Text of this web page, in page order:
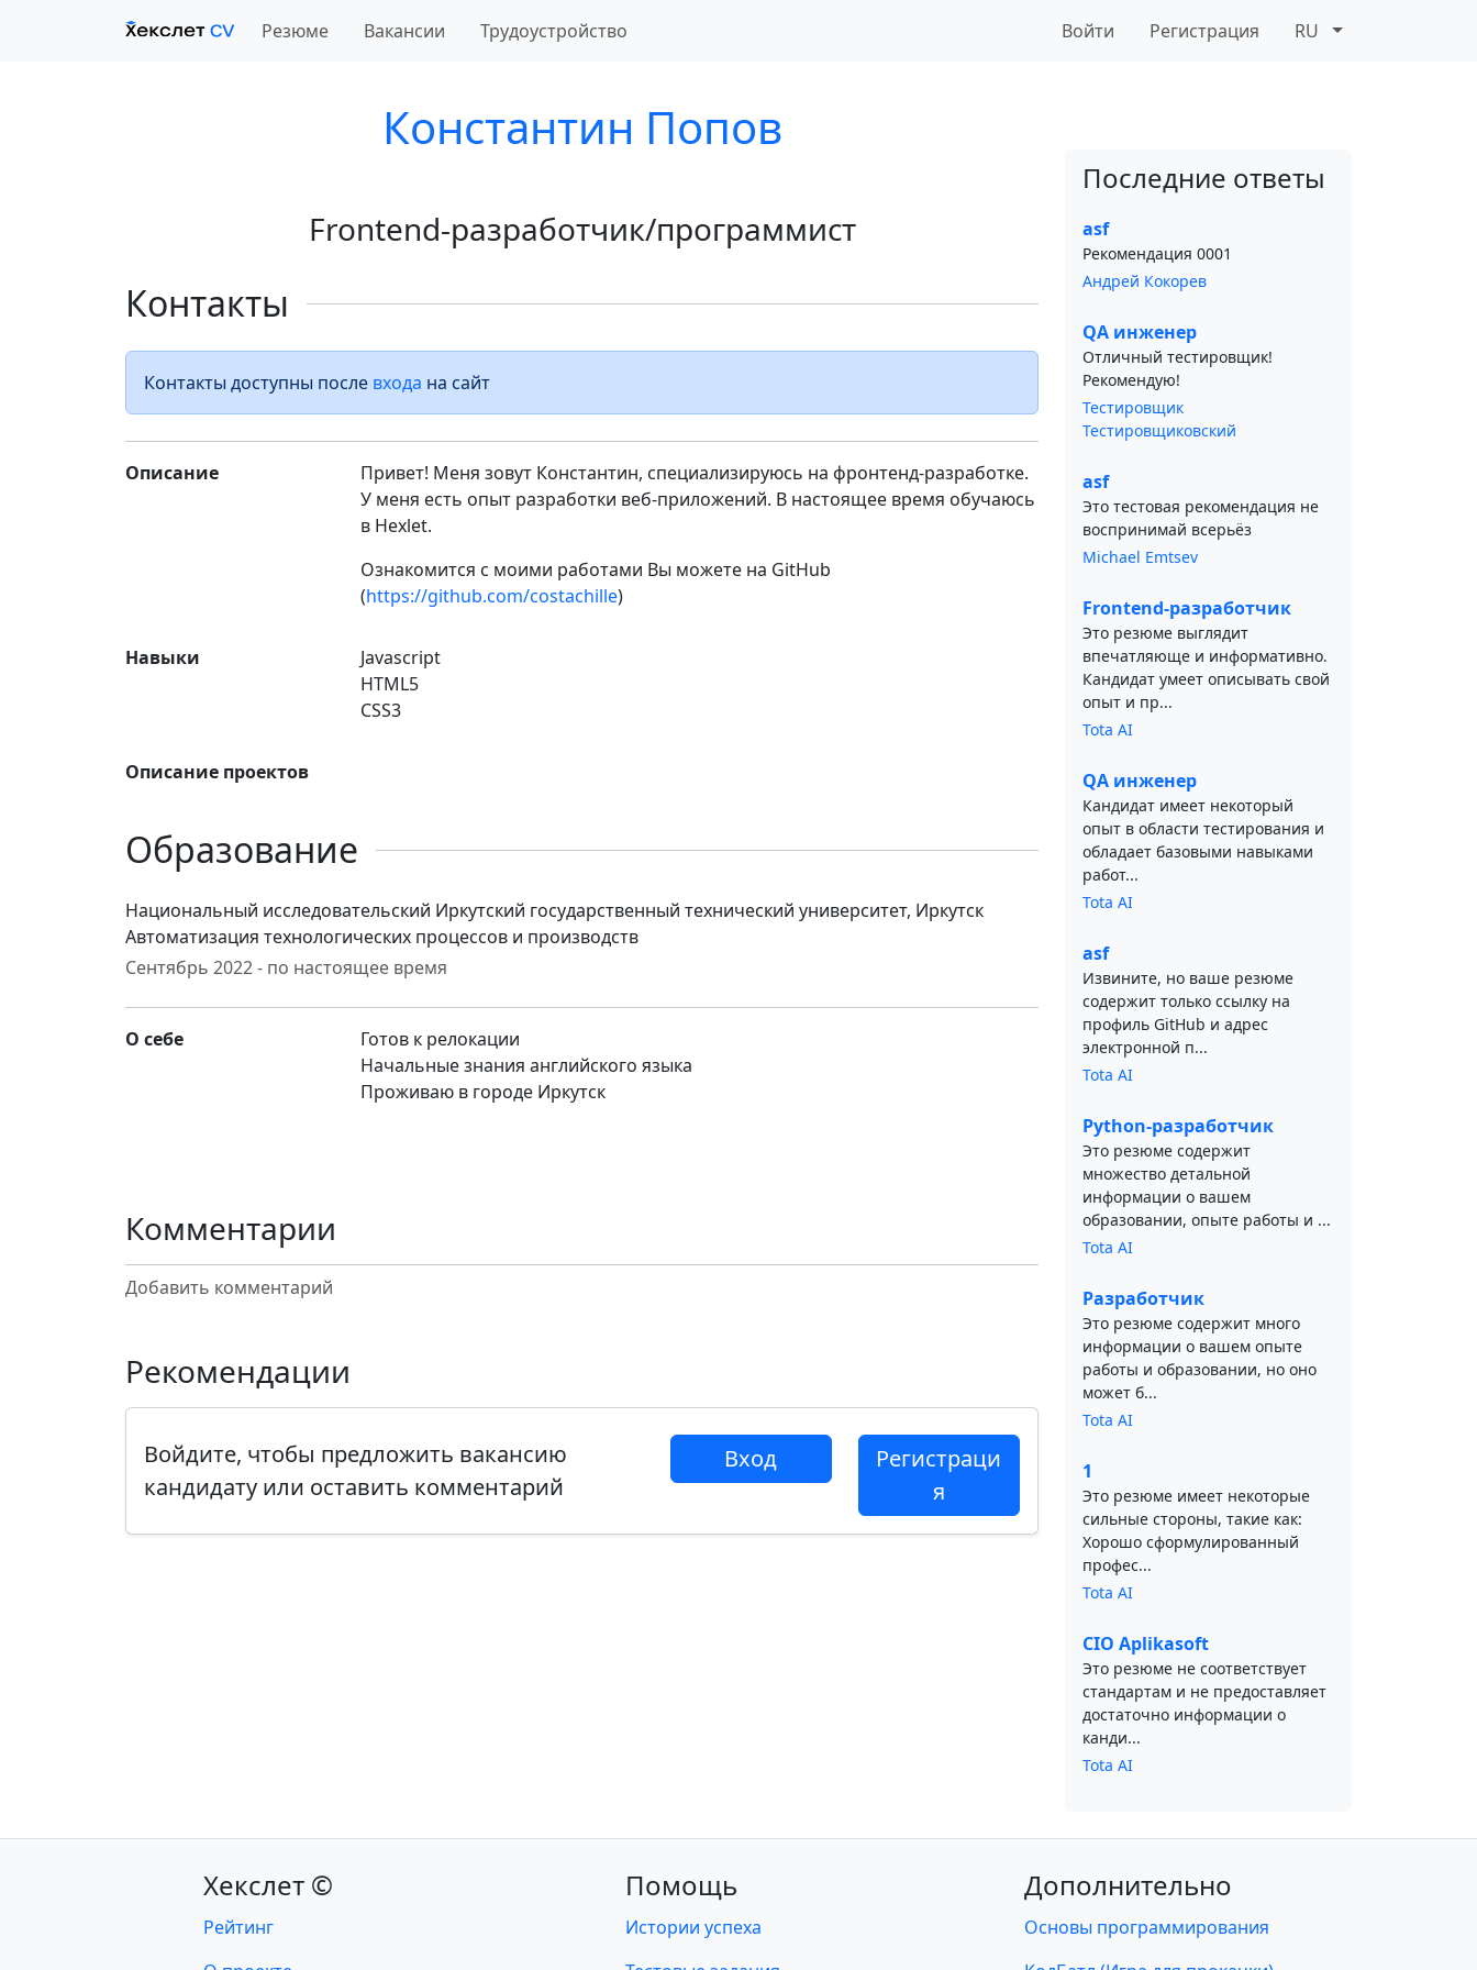
Резюме Вакансии Трудоустройство Войти Регистрация RU
Константин Попов
Frontend-разработчик/программист
Контакты
Контакты доступны после входа на сайт
Описание
Привет! Меня зовут Константин, специализируюсь на фронтенд-разработке.
У меня есть опыт разработки веб-приложений. В настоящее время обучаюсь
в Hexlet.
Ознакомится с моими работами Вы можете на GitHub
(https://github.com/costachille)
Навыки
Javascript
HTML5
CSS3
Описание проектов
Образование
Национальный исследовательский Иркутский государственный технический университет, Иркутск
Автоматизация технологических процессов и производств
Сентябрь 2022 - по настоящее время
О себе
Готов к релокации
Начальные знания английского языка
Проживаю в городе Иркутск
Комментарии
Добавить комментарий
Рекомендации
Войдите, чтобы предложить вакансию
кандидату или оставить комментарий
Вход
Регистраци
я
Последние ответы
asf
Рекомендация 0001
Андрей Кокорев
QA инженер
Отличный тестировщик!
Рекомендую!
Тестировщик
Тестировщиковский
asf
Это тестовая рекомендация не
воспринимай всерьёз
Michael Emtsev
Frontend-разработчик
Это резюме выглядит
впечатляюще и информативно.
Кандидат умеет описывать свой
опыт и пр...
Tota AI
QA инженер
Кандидат имеет некоторый
опыт в области тестирования и
обладает базовыми навыками
работ...
Tota AI
asf
Извините, но ваше резюме
содержит только ссылку на
профиль GitHub и адрес
электронной п...
Tota AI
Python-разработчик
Это резюме содержит
множество детальной
информации о вашем
образовании, опыте работы и ...
Tota AI
Разработчик
Это резюме содержит много
информации о вашем опыте
работы и образовании, но оно
может б...
Tota AI
1
Это резюме имеет некоторые
сильные стороны, такие как:
Хорошо сформулированный
профес...
Tota AI
CIO Aplikasoft
Это резюме не соответствует
стандартам и не предоставляет
достаточно информации о
канди...
Tota AI
Хекслет ©
Рейтинг
Помощь
Истории успеха
Дополнительно
Основы программирования